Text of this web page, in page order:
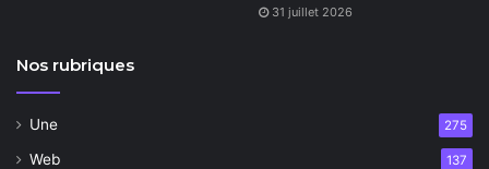
31 juillet 2026
Nos rubriques
Une 275
Web 137